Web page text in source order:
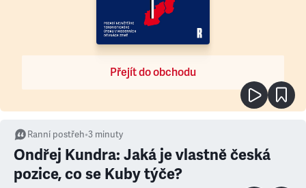
Přejít do obchodu
Ranní postřeh•3 minuty
Ondřej Kundra: Jaká je vlastně česká
pozice, co se Kuby týče?